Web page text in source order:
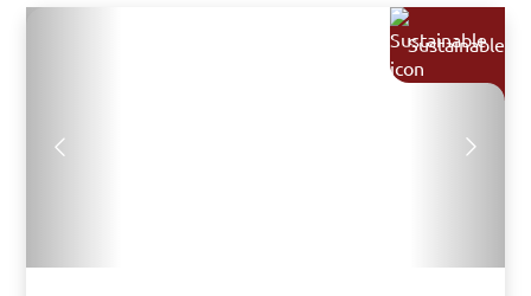
Sustainable